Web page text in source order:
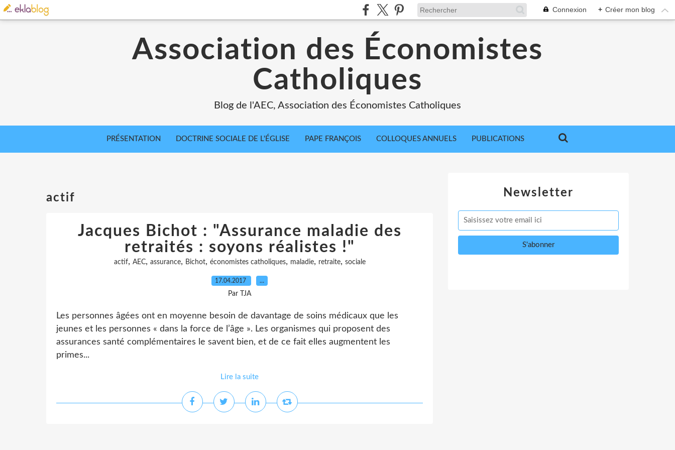
Connexion + Créer mon blog
Association des Économistes
Catholiques
Blog de l'AEC, Association des Économistes Catholiques
PRÉSENTATION DOCTRINE SOCIALE DE L'ÉGLISE PAPE FRANÇOIS COLLOQUES ANNUELS PUBLICATIONS
actif
Jacques Bichot : "Assurance maladie des
retraités : soyons réalistes !"
actif, AEC, assurance, Bichot, économistes catholiques, maladie, retraite, sociale
17.04.2017 …
Par TJA
Les personnes âgées ont en moyenne besoin de davantage de soins médicaux que les
jeunes et les personnes « dans la force de l’âge ». Les organismes qui proposent des
assurances santé complémentaires le savent bien, et de ce fait elles augmentent les
primes...
Lire la suite
Newsletter